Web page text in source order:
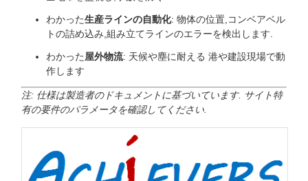
わかった生産ラインの自動化: 物体の位置,コンベアベル
トの詰め込み,組み立てラインのエラーを検出します.
わかった屋外物流: 天候や塵に耐える 港や建設現場で動
作します
注: 仕様は製造者のドキュメントに基づいています. サイト特
有の要件のパラメータを確認してください.